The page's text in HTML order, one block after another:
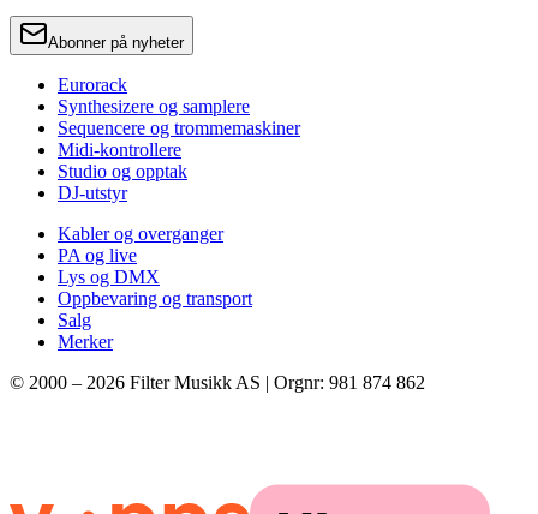
Abonner på nyheter
Eurorack
Synthesizere og samplere
Sequencere og trommemaskiner
Midi-kontrollere
Studio og opptak
DJ-utstyr
Kabler og overganger
PA og live
Lys og DMX
Oppbevaring og transport
Salg
Merker
© 2000 – 2026 Filter Musikk AS | Orgnr: 981 874 862